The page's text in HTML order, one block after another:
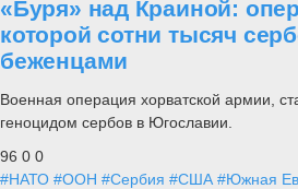
«Буря» над Краиной:
которой сотни тысяч
беженцами
Военная операция хорватской армии,
геноцидом сербов в Югославии.
96 0 0
#НАТО #ООН #Сербия #США #Южная